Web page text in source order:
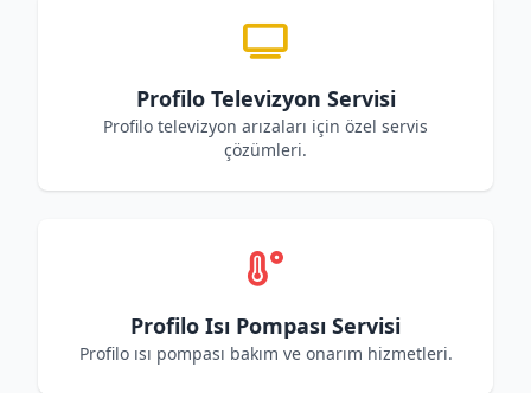
Profilo Televizyon Servisi
Profilo televizyon arızaları için özel servis
çözümleri.
Profilo Isı Pompası Servisi
Profilo ısı pompası bakım ve onarım hizmetleri.